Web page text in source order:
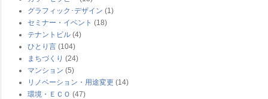
グラフィック･デザイン (1)
セミナー・イベント (18)
テナントビル (4)
ひとり言 (104)
まちづくり (24)
マンション (5)
リノベーション・用途変更 (14)
環境・ＥＣＯ (47)